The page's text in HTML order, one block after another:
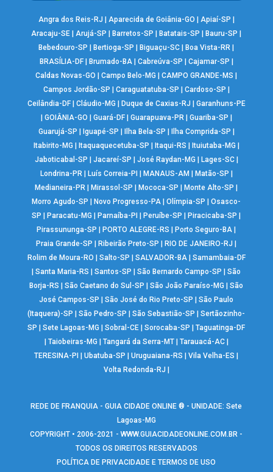
Angra dos Reis-RJ Aparecida de Goiânia-GO Apiaí-SP
Aracaju-SE |Arujá-SP Barretos-SP Batatais-SP Bauru-SP
Bebedouro-SP
Bertioga-SP Biguaçu-SC Boa Vista-RR
BRASÍLIA-DF| Brumado-BA| Cabreúva-SP Cajamar-SP
Caldas Novas-GO
|Campo Belo-MG |CAMPO GRANDE-MS
Campos Jordão-SP
Caraguatatuba-SP Cardoso-SP
Ceilândia-DF| Cláudio-MG Duque de Caxias-RJ
Garanhuns-PE
GOIÂNIA-GO Guará-DF| Guarapuava-PR| Guariba-SP
Guarujá-SP
Iguapé-SP Ilha Bela-SP Ilha Comprida-SP
Itabirito-MG
Itaquaquecetuba-SP Itaqui-RS Ituiutaba-MG
Jaboticabal-SP
Jacareí-SP José Raydan-MG Lages-SC|
Londrina-PR| Luís Correia-PI MANAUS-AM Matão-SP
Medianeira-PR
Mirassol-SP Mococa-SP Monte Alto-SP
Morro Agudo-SP
Novo Progresso-PA |Olímpia-SP |Osasco-
SP
Paracatu-MG Parnaíba-PI Peruíbe-SP Piracicaba-SP
Pirassununga-SP
PORTO ALEGRE-RS Porto Seguro-BA
Praia Grande-SP
Ribeirão Preto-SP RIO DE JANEIRO-RJ
Rolim de Moura-RO
Salto-SP SALVADOR-BA| Samambaia-DF
|Santa Maria-RS |Santos-SP |São Bernardo Campo-SP |São
Borja-RS
|São Caetano do Sul-SP |São João Paraíso-MG |São
José Campos-SP
|São José do Rio Preto-SP |São Paulo
(Itaquera)-SP
|São Pedro-SP |São Sebastião-SP |Sertãozinho-
SP
|Sete Lagoas-MG |Sobral-CE |Sorocaba-SP |Taguatinga-DF
Taiobeiras-MG Tangará da Serra-MT| Tarauacá-AC|
TERESINA-PI
|Ubatuba-SP |Uruguaiana-RS |Vila Velha-ES
Volta Redonda-RJ
REDE DE FRANQUIA - GUIA CIDADE ONLINE ® - UNIDADE: Sete
Lagoas-MG
COPYRIGHT • 2006-2021 -WWW.GUIACIDADEONLINE.COM.BR -
TODOS OS DIREITOS RESERVADOS
POLÍTICA DE PRIVACIDADE E TERMOS DE USO